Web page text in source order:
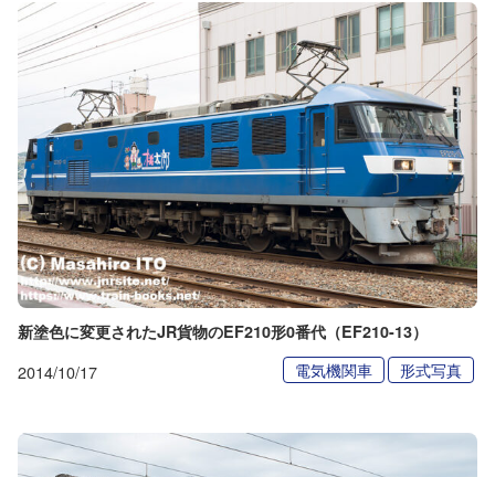
新塗色に変更されたJR貨物のEF210形0番代（EF210-13）
2014/10/17 電気機関車 形式写真